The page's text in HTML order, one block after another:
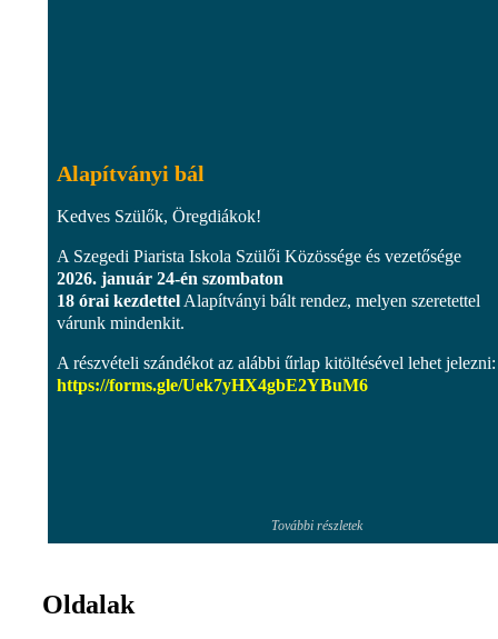
Alapítványi bál
Kedves Szülők, Öregdiákok!
A Szegedi Piarista Iskola Szülői Közössége és vezetősége
2026. január 24-én szombaton
18 órai kezdettel Alapítványi bált rendez, melyen szeretettel
várunk mindenkit.
A részvételi szándékot az alábbi űrlap kitöltésével lehet jelezni:
https://forms.gle/Uek7yHX4gbE2YBuM6
További részletek
Oldalak